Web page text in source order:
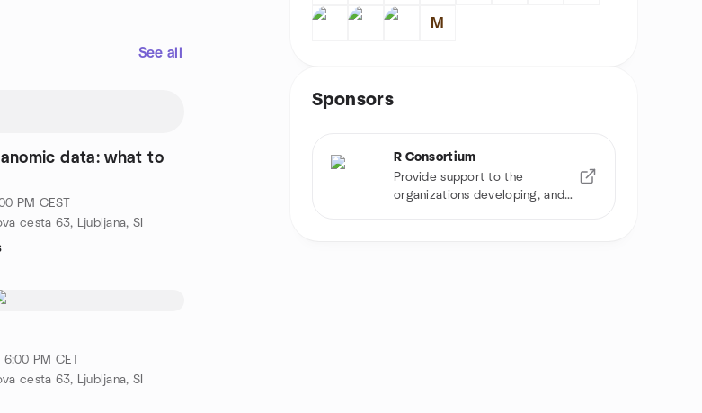
See all
data: what to
PM CEST
cesta 63, Ljubljana, SI
PM CET
cesta 63, Ljubljana, SI
M
Sponsors
R Consortium
Provide support to the
organizations developing, and